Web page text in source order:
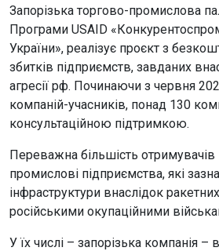
Запорізька торгово-промислова
Програми USAID
України», реалізує проєкт з
збитків підприємств, завданих
агресії рф. Починаючи з червня
компаній-учасників, понад 130
консультаційною підтримкою.
Переважна більшість отримувачів
промислові підприємства, які
інфраструктури внаслідок
російськими окупаційними
У їх числі – запорізька компанія –